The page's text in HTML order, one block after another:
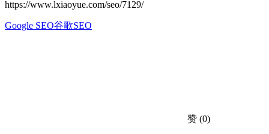
https://www.lxiaoyue.com/seo/7129/
Google SEO谷歌SEO
赞 (0)